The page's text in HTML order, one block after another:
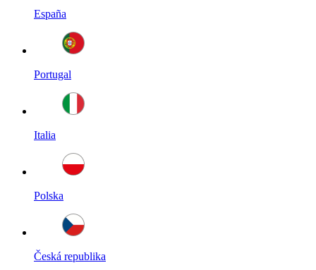
España
Portugal
Italia
Polska
Česká republika